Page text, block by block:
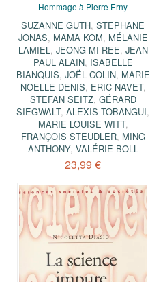
Hommage à Pierre Erny
SUZANNE GUTH,STEPHANE
JONAS, MAMA KOM, MÉLANIE
LAMIEL, JEONG MI-REE, JEAN
PAUL ALAIN, ISABELLE
BIANQUIS, JOËL COLIN, MARIE
NOELLE DENIS, ERIC NAVET,
STEFAN SEITZ, GÉRARD
SIEGWALT,ALEXIS TOBANGUI,
MARIE LOUISE WITT,
FRANÇOIS STEUDLER, MING
ANTHONY, VALÉRIE BOLL
23,99 €